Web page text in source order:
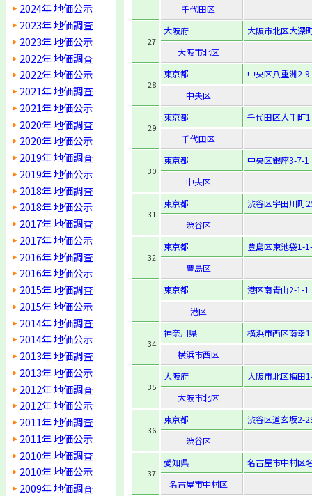
2024年 地価公示
2023年 地価調査
2023年 地価公示
2022年 地価調査
2022年 地価公示
2021年 地価調査
2021年 地価公示
2020年 地価調査
2020年 地価公示
2019年 地価調査
2019年 地価公示
2018年 地価調査
2018年 地価公示
2017年 地価調査
2017年 地価公示
2016年 地価調査
2016年 地価公示
2015年 地価調査
2015年 地価公示
2014年 地価調査
2014年 地価公示
2013年 地価調査
2013年 地価公示
2012年 地価調査
2012年 地価公示
2011年 地価調査
2011年 地価公示
2010年 地価調査
2010年 地価公示
2009年 地価調査
千代田区
27
大阪府
大阪市北区大深
大阪市北区
28
東京都
中央区八重洲2-
中央区
29
東京都
千代田区大手町
千代田区
30
東京都
中央区銀座3-7-1
中央区
31
東京都
渋谷区宇田川町
渋谷区
32
東京都
豊島区東池袋1-
豊島区
東京都
港区南青山2-1-1
港区
34
神奈川県
横浜市西区南幸
横浜市西区
35
大阪府
大阪市北区梅田
大阪市北区
36
東京都
渋谷区道玄坂2-
渋谷区
37
愛知県
名古屋市中村区
名古屋市中村区